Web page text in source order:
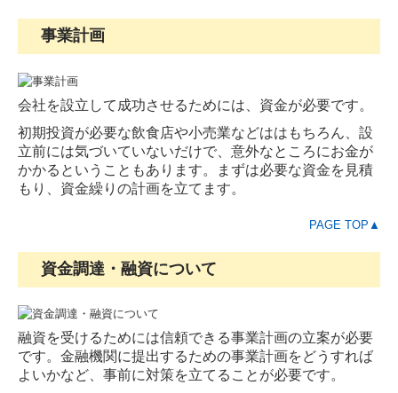
事業計画
会社を設立して成功させるためには、資金が必要です。
初期投資が必要な飲食店や小売業などははもちろん、設
立前には気づいていないだけで、意外なところにお金が
かかるということもあります。まずは必要な資金を見積
もり、資金繰りの計画を立てます。
PAGE TOP▲
資金調達・融資について
融資を受けるためには信頼できる事業計画の立案が必要
です。金融機関に提出するための事業計画をどうすれば
よいかなど、事前に対策を立てることが必要です。